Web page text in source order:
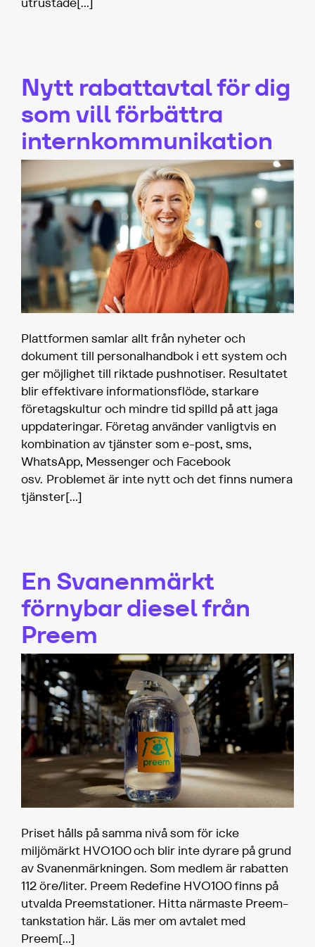
Nytt rabattavtal för dig
som vill förbättra
internkommunikation
Plattformen samlar allt från nyheter och
dokument till personalhandbok i ett system och
ger möjlighet till riktade pushnotiser. Resultatet
blir effektivare informationsflöde, starkare
företagskultur och mindre tid spilld på att jaga
uppdateringar. Företag använder vanligtvis en
kombination av tjänster som e-post, sms,
WhatsApp, Messenger och Facebook
osv. Problemet är inte nytt och det finns numera
tjänster[…]
En Svanenmärkt
förnybar diesel från
Preem
Priset hålls på samma nivå som för icke
miljömärkt HVO100 och blir inte dyrare på grund
av Svanenmärkningen. Som medlem är rabatten
112 öre/liter. Preem Redefine HVO100 finns på
utvalda Preemstationer. Hitta närmaste Preem-
tankstation här. Läs mer om avtalet med
Preem[…]